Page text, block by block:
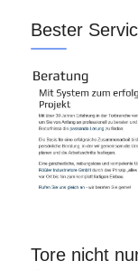
Bester
Tore nicht